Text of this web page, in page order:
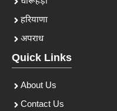
हरियाणा
अपराध
Quick Links
About Us
Contact Us